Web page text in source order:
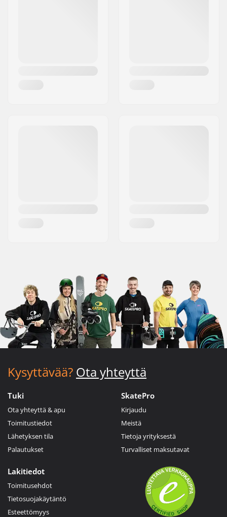
Kysyttävää? Ota yhteyttä
Tuki
Ota yhteyttä & apu
Toimitustiedot
Lähetyksen tila
Palautukset
SkatePro
Kirjaudu
Meistä
Tietoja yrityksestä
Turvalliset maksutavat
Lakitiedot
Toimitusehdot
Tietosuojakäytäntö
Esteettömyys